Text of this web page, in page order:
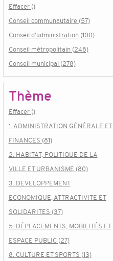
Effacer ()
Conseil communautaire (57)
Conseil d'administration (100)
Conseil métropolitain (248)
Conseil municipal (278)
Thème
Effacer ()
1. ADMINISTRATION GÉNÉRALE ET
FINANCES (81)
2. HABITAT, POLITIQUE DE LA
VILLE ET URBANISME (80)
3. DEVELOPPEMENT
ECONOMIQUE, ATTRACTIVITE ET
SOLIDARITES (37)
5. DÉPLACEMENTS, MOBILITÉS ET
ESPACE PUBLIC (27)
8. CULTURE ET SPORTS (13)